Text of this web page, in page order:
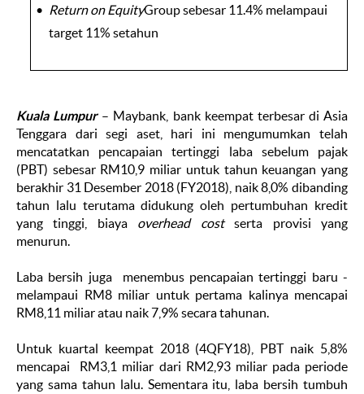
Return on EquityGroup sebesar 11.4% melampaui
target 11% setahun
Kuala Lumpur– Maybank, bank keempat terbesar di Asia
Tenggara dari segi aset, hari ini mengumumkan telah
mencatatkan pencapaian tertinggi laba sebelum pajak
(PBT) sebesar RM10,9 miliar untuk tahun keuangan yang
berakhir 31 Desember 2018 (FY2018), naik 8,0% dibanding
tahun lalu terutama didukung oleh pertumbuhan kredit
yang tinggi, biaya overhead costserta provisi yang
menurun.
Laba bersih juga menembus pencapaian tertinggi baru -
melampaui RM8 miliar untuk pertama kalinya mencapai
RM8,11 miliar atau naik 7,9% secara tahunan.
Untuk kuartal keempat 2018 (4QFY18), PBT naik 5,8%
mencapai RM3,1 miliar dari RM2,93 miliar pada periode
yang sama tahun lalu. Sementara itu, laba bersih tumbuh